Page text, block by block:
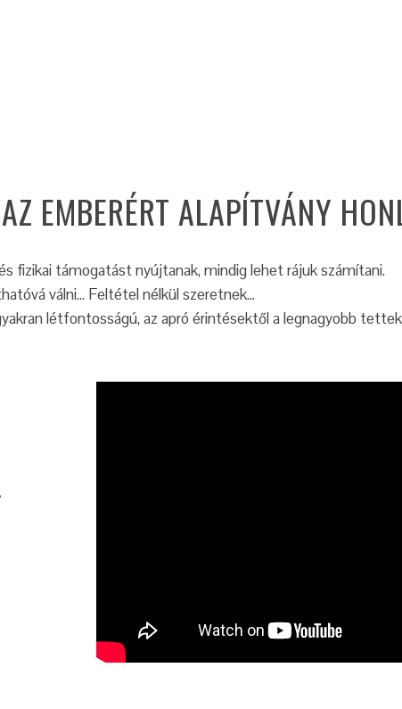
EMBERÉRT ALAPÍTVÁNY
fizikai támogatást nyújtanak, mindig lehet rájuk számítani.
válni… Feltétel nélkül szeretnek…
létfontosságú, az apró érintésektől a legnagyobb